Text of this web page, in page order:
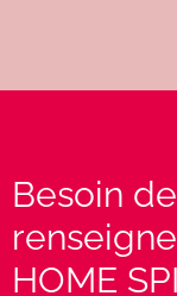
Besoin
HOME